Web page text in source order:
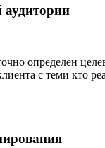
аудитории
определён
с теми кто